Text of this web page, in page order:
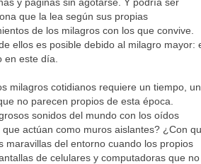
que la lea según sus propias
de los milagros con los que convive.
ellos es posible debido al milagro mayor:
en este día.
milagros cotidianos requiere un tiempo,
no parecen propios de esta época.
sonidos del mundo con los oídos
actúan como muros aislantes? ¿Con
maravillas del entorno cuando los propios
de celulares y computadoras que no